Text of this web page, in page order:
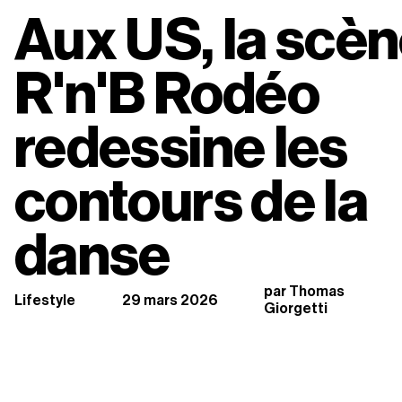
Aux US, la
R'n'B Rodéo
redessine les
contours de la
danse
Lifestyle 29 mars 2026
par Thomas
Giorgetti